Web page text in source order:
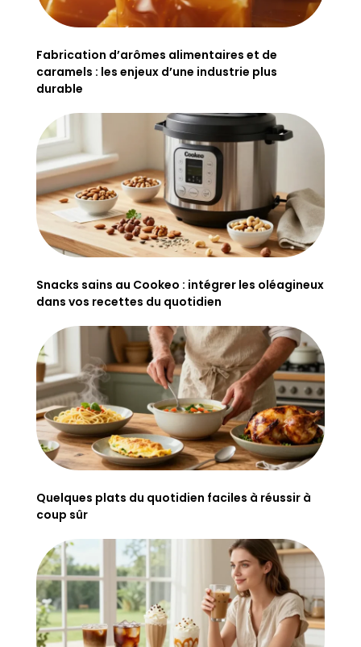
Fabrication d’arômes alimentaires et de
caramels : les enjeux d’une industrie plus
durable
Snacks sains au Cookeo : intégrer les oléagineux
dans vos recettes du quotidien
Quelques plats du quotidien faciles à réussir à
coup sûr